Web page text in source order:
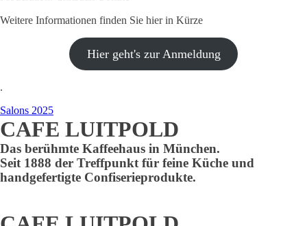
Weitere Informationen finden Sie hier in Kürze
Hier geht's zur Anmeldung
.
Salons 2025
CAFE LUITPOLD
Das berühmte Kaffeehaus in München.
Seit 1888 der Treffpunkt für feine Küche und
handgefertigte Confiserieprodukte.